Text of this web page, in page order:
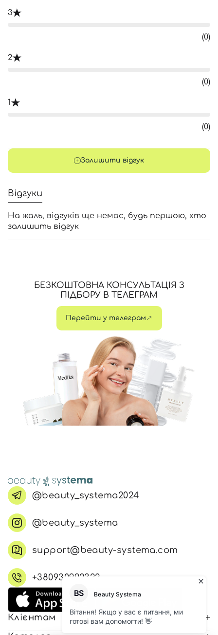
3
(0)
2
(0)
1
(0)
Залишити відгук
Відгуки
На жаль, відгуків ще немає, будь першою, хто
залишить відгук
БЕЗКОШТОВНА КОНСУЛЬТАЦІЯ З
ПІДБОРУ В ТЕЛЕГРАМ
Перейти у телеграм
@beauty_systema2024
@beauty_systema
support@beauty-systema.com
+380930992322
Клієнтам